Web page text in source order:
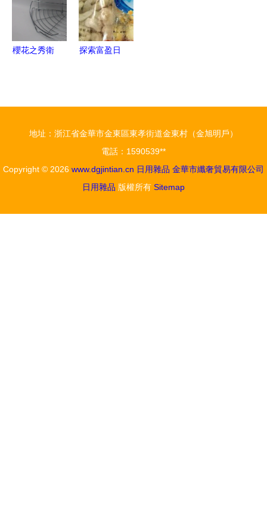
櫻花之秀衛
空間
探索富盈日
體驗
地址：浙江省金華市金東區東孝街道金東村（金旭明戶）
電話：1590539**
Copyright © 2026 www.dgjintian.cn 日用雜品 金華市纖奢貿易有限公司
日用雜品 版權所有 Sitemap